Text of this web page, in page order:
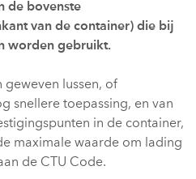
de bovenste
van de container) die bij
worden gebruikt.
geweven lussen, of
snellere toepassing, en van
in de container,
maximale waarde om lading
de CTU Code.